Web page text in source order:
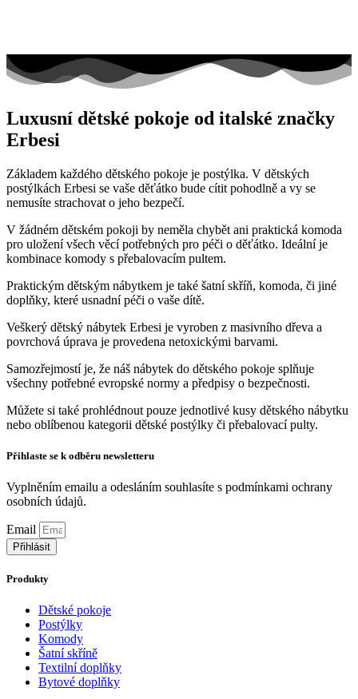
Luxusní dětské pokoje od italské značky
Erbesi
Základem každého dětského pokoje je postýlka. V dětských
postýlkách Erbesi se vaše děťátko bude cítit pohodlně a vy se
nemusíte strachovat o jeho bezpečí.
V žádném dětském pokoji by neměla chybět ani praktická komoda
pro uložení všech věcí potřebných pro péči o děťátko. Ideální je
kombinace komody s přebalovacím pultem.
Praktickým dětským nábytkem je také šatní skříň, komoda, či jiné
doplňky, které usnadní péči o vaše dítě.
Veškerý dětský nábytek Erbesi je vyroben z masivního dřeva a
povrchová úprava je provedena netoxickými barvami.
Samozřejmostí je, že náš nábytek do dětského pokoje splňuje
všechny potřebné evropské normy a předpisy o bezpečnosti.
Můžete si také prohlédnout pouze jednotlivé kusy dětského nábytku
nebo oblíbenou kategorii dětské postýlky či přebalovací pulty.
Přihlaste se k odběru newsletteru
Vyplněním emailu a odesláním souhlasíte s podmínkami ochrany
osobních údajů.
Email
Přihlásit
Produkty
Dětské pokoje
Postýlky
Komody
Šatní skříně
Textilní doplňky
Bytové doplňky